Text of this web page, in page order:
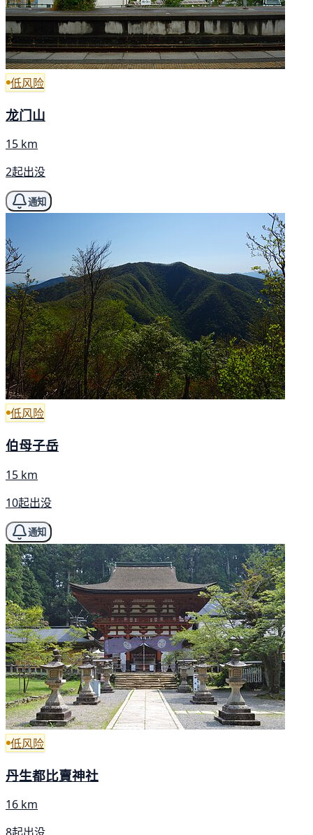
低风险
龙门山
15 km
2起出没
通知
低风险
伯母子岳
15 km
10起出没
通知
低风险
丹生都比賣神社
16 km